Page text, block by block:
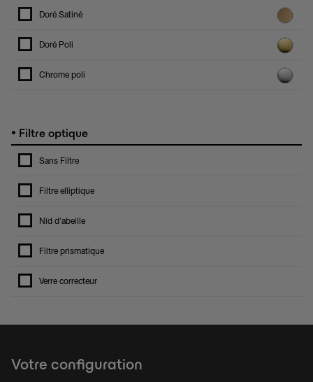
Doré Satiné
Doré Poli
Chrome poli
• Filtre optique
Sans Filtre
Filtre elliptique
Nid d'abeille
Filtre prismatique
Verre correcteur
Votre configuration